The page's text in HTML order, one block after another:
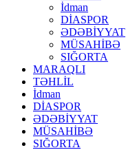
İdman
DİASPOR
ƏDƏBİYYAT
MÜSAHİBƏ
SIĞORTA
MARAQLI
TƏHLİL
İdman
DİASPOR
ƏDƏBİYYAT
MÜSAHİBƏ
SIĞORTA